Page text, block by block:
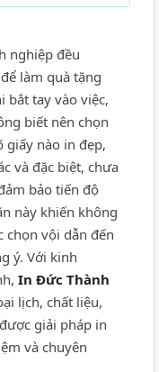
nghiệp đều
để làm quà tặng
bắt tay vào việc,
biết nên chọn
giấy nào in đẹp,
và đặc biệt, chưa
bảo tiến độ
này khiến không
chọn vội dẫn đến
ý. Với kinh
In Đức Thành
lịch, chất liệu,
giải pháp in
và chuyên